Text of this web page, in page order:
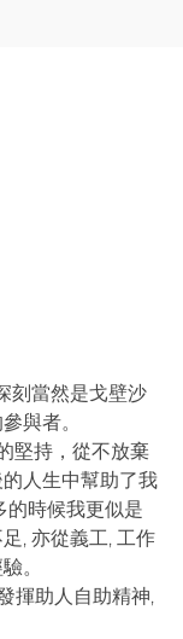
刻當然是戈壁沙
與者。
堅持，從不放棄
人生中幫助了我
的時候我更似是
, 亦從義工, 工作
。
揮助人自助精神,